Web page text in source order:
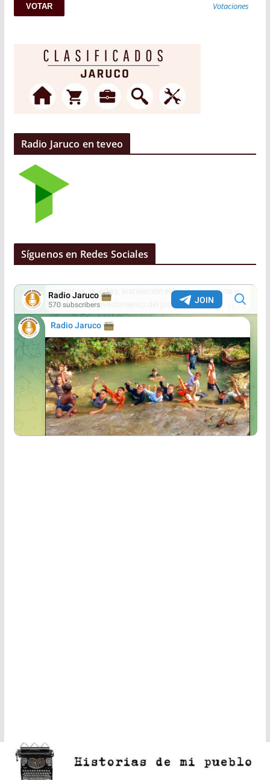
Votaciones
Radio Jaruco en teveo
Síguenos en Redes Sociales